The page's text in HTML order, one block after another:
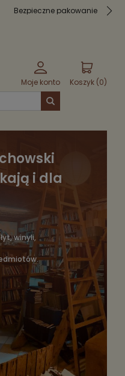
Moje konto Koszyk (0)
i dla
winyli,